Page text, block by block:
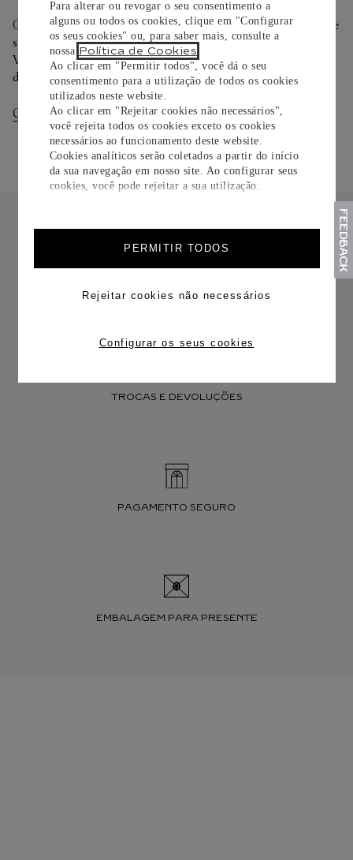
Para alterar ou revogar o seu consentimento a
alguns ou todos os cookies, clique em "Configurar
os seus cookies" ou, para saber mais, consulte a
nossa Política de Cookies
Ao clicar em "Permitir todos", você dá o seu
consentimento para a utilização de todos os cookies
utilizados neste website.
Ao clicar em "Rejeitar cookies não necessários",
você rejeita todos os cookies exceto os cookies
necessários ao funcionamento deste website.
Cookies analíticos serão coletados a partir do início
da sua navegação em nosso site. Ao configurar seus
cookies, você pode rejeitar a sua utilização.
PERMITIR TODOS
Rejeitar cookies não necessários
Configurar os seus cookies
Oferecemos diferentes opções de entrega. Selecione o envio de
sua preferência na finalização de seu pedido.
Você pode trocar ou devolver sua criação Cartier em até 30
dias.
Consultar Entregas Consultar Devoluções
TROCAS E DEVOLUÇÕES
PAGAMENTO SEGURO
EMBALAGEM PARA PRESENTE